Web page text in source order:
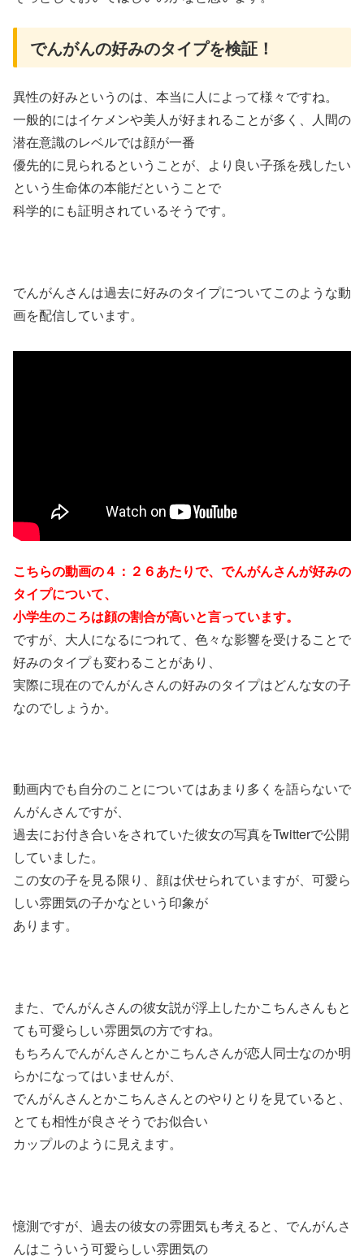
でんがんの好みのタイプを検証！
異性の好みというのは、本当に人によって様々ですね。
一般的にはイケメンや美人が好まれることが多く、人間の
潜在意識のレベルでは顔が一番
優先的に見られるということが、より良い子孫を残したい
という生命体の本能だということで
科学的にも証明されているそうです。
でんがんさんは過去に好みのタイプについてこのような動
画を配信しています。
こちらの動画の４：２６あたりで、でんがんさんが好みの
タイプについて、
小学生のころは顔の割合が高いと言っています。
ですが、大人になるにつれて、色々な影響を受けることで
好みのタイプも変わることがあり、
実際に現在のでんがんさんの好みのタイプはどんな女の子
なのでしょうか。
動画内でも自分のことについてはあまり多くを語らないで
んがんさんですが、
過去にお付き合いをされていた彼女の写真をTwitterで公開
していました。
この女の子を見る限り、顔は伏せられていますが、可愛ら
しい雰囲気の子かなという印象が
あります。
また、でんがんさんの彼女説が浮上したかこちんさんもと
ても可愛らしい雰囲気の方ですね。
もちろんでんがんさんとかこちんさんが恋人同士なのか明
らかになってはいませんが、
でんがんさんとかこちんさんとのやりとりを見ていると、
とても相性が良さそうでお似合い
カップルのように見えます。
憶測ですが、過去の彼女の雰囲気も考えると、でんがんさ
んはこういう可愛らしい雰囲気の